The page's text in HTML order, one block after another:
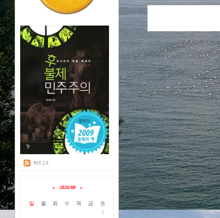
« 2026/08 »
일 월 화 수 목 금 토
1